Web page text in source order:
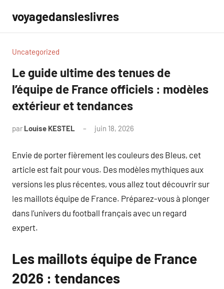
contenu
voyagedansleslivres
Uncategorized
Le guide ultime des tenues de
l’équipe de France officiels : modèles
extérieur et tendances
par Louise KESTEL juin 18, 2026
Envie de porter fièrement les couleurs des Bleus, cet
article est fait pour vous. Des modèles mythiques aux
versions les plus récentes, vous allez tout découvrir sur
les maillots équipe de France. Préparez-vous à plonger
dans l’univers du football français avec un regard
expert.
Les maillots équipe de France
2026 : tendances